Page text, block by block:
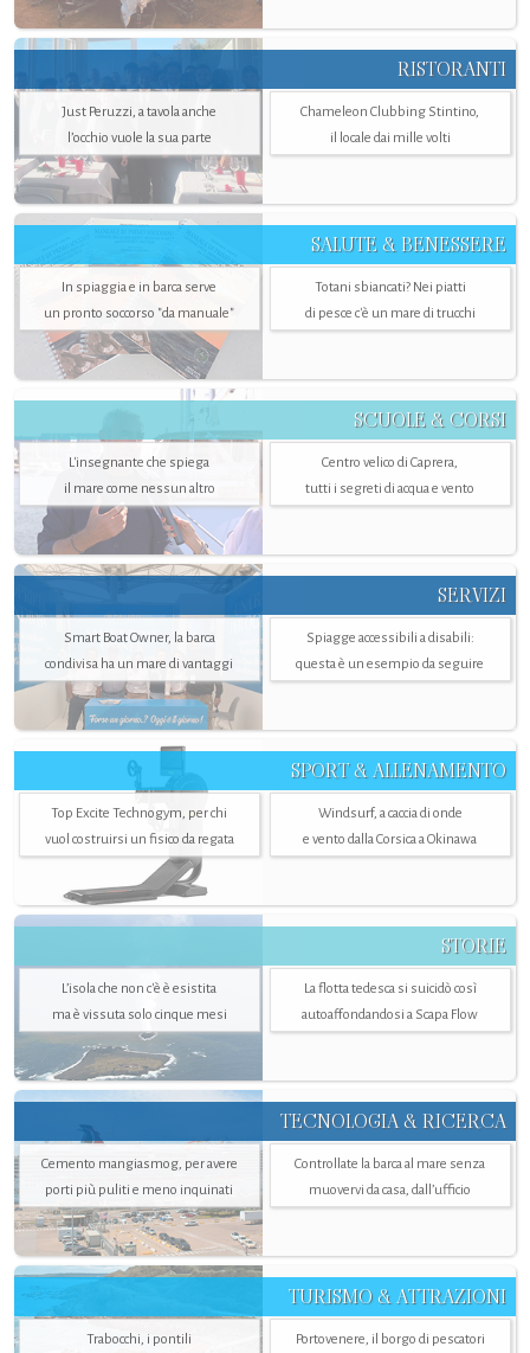
RISTORANTI
Just Peruzzi, a tavola anche
l’occhio vuole la sua parte
Chameleon Clubbing Stintino,
il locale dai mille volti
SALUTE & BENESSERE
In spiaggia e in barca serve
un pronto soccorso "da manuale"
Totani sbiancati? Nei piatti
di pesce c'è un mare di trucchi
SCUOLE & CORSI
L'insegnante che spiega
il mare come nessun altro
Centro velico di Caprera,
tutti i segreti di acqua e vento
SERVIZI
Smart Boat Owner, la barca
condivisa ha un mare di vantaggi
Spiagge accessibili a disabili:
questa è un esempio da seguire
SPORT & ALLENAMENTO
Top Excite Technogym, per chi
vuol costruirsi un fisico da regata
Windsurf, a caccia di onde
e vento dalla Corsica a Okinawa
STORIE
L’isola che non c'è è esistita
ma è vissuta solo cinque mesi
La flotta tedesca si suicidò così
autoaffondandosi a Scapa Flow
TECNOLOGIA & RICERCA
Cemento mangiasmog, per avere
porti più puliti e meno inquinati
Controllate la barca al mare senza
muovervi da casa, dall’ufficio
TURISMO & ATTRAZIONI
Trabocchi, i pontili
Portovenere, il borgo di pescatori